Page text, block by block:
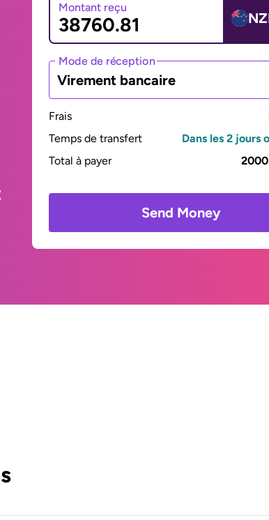
Montant reçu
Mode de réception
Virement bancaire
Frais
Temps de transfert
Dans les 2 jours
Total à payer
Send Money